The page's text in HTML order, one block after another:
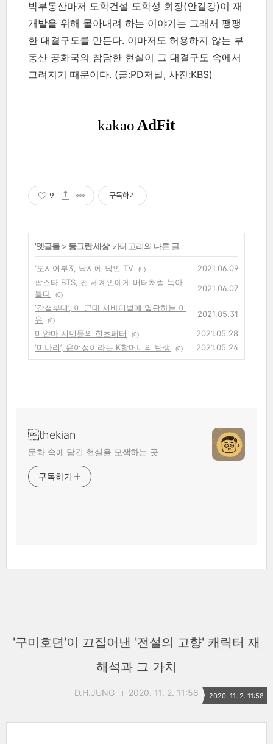
박부동산마저 도학건설 도학성 회장(안길강)이 재
개발을 위해 몰아내려 하는 이야기는 그래서 팽팽
한 대결구도를 만든다. 이마저도 허용하지 않는 부
동산 공화국의 참담한 현실이 그 대결구도 속에서
그려지기 때문이다. (글:PD저널, 사진:KBS)
9 구독하기
'옛글들> 동그란 세상' 카테고리의 다른 글
‘도시어부3’, 낚시에 낚인 TV (0)
2021.06.09
팝스타 BTS, 전 세계인에게 버터처럼 녹아
들다
(0)
2021.06.07
‘강철부대’, 이 군대 서바이벌에 열광하는 이
유
(0)
2021.05.31
미얀마 시민들의 힌츠페터
(0)
2021.05.28
‘미나리’, 윤여정이라는 K할머니의 탄생
(0) 2021.05.24
thekian
문화 속에 담긴 현실을 모색하는 곳
구독하기
'구미호뎐'이 끄집어낸 '전설의 고향' 캐릭터 재
해석과 그 가치
D.H.JUNG 2020. 11. 2. 11:58 2020. 11. 2. 11:58